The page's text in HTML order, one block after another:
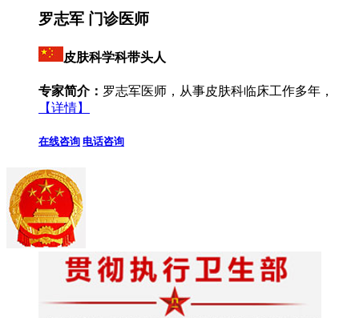
罗志军 门诊医师
皮肤科学科带头人
专家简介： 罗志军医师，从事皮肤科临床工作多年，
【详情】
在线咨询 电话咨询